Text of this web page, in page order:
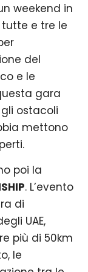
weekend in
e tre le
del
e le
gara
ostacoli
mettono
poi la
. L’evento
di
UAE,
più di 50km
le